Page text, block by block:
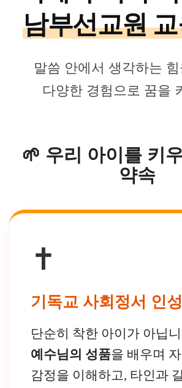
남부선교원
말씀 안에서 생각하는
다양한 경험으로 꿈을
🌱 우리 아이를 키
약속
✝️
기독교 사회정서 인
단순히 착한 아이가 아닙
예수님의 성품을 배우며
감정을 이해하고, 타인과